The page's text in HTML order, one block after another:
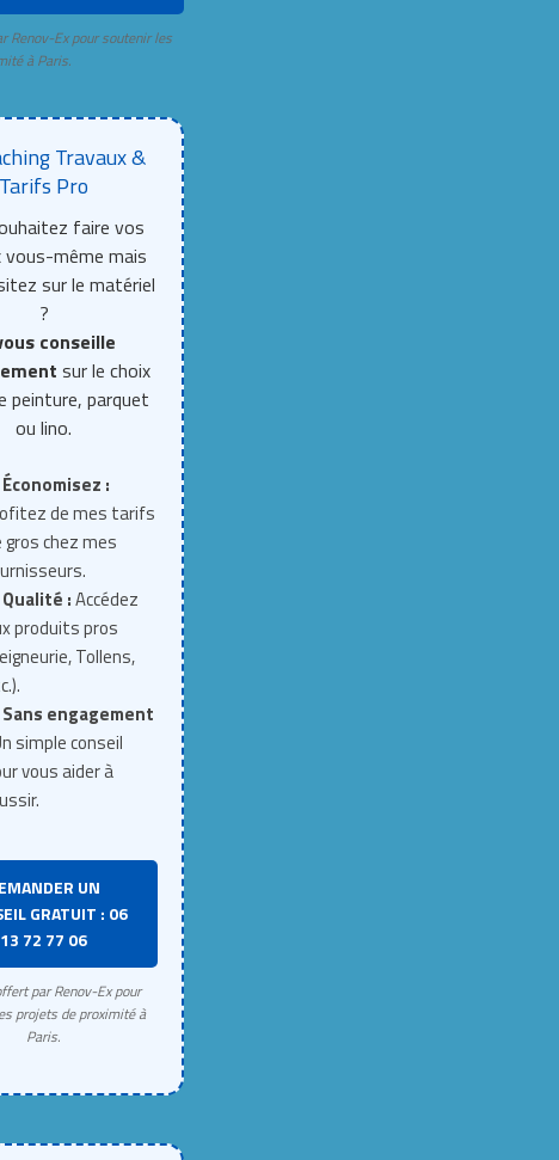
Renov-Ex pour soutenir les
à Paris.
Travaux &
Tarifs Pro
faire vos
vous-même mais
sur le matériel
?
conseille
sur le choix
peinture, parquet
ou lino.
Économisez :
de mes tarifs
gros chez mes
Qualité :Accédez
produits pros
Tollens,
Sans engagement
simple conseil
vous aider à
UN
GRATUIT : 06
13 72 77 06
par Renov-Ex pour
projets de proximité à
Paris.